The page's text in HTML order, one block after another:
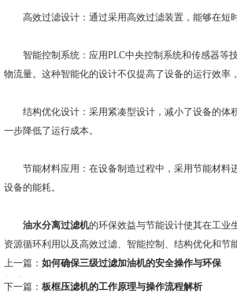
高效过滤设计：通过采用高效过滤装置，能够在短
智能控制系统：应用PLC中央控制系统和传感器等
物流量。这种智能化的设计不仅提高了设备的运行效率
结构优化设计：采用紧凑型设计，减小了设备的体
一步降低了运行成本。
节能材料应用：在设备制造过程中，采用节能材料
设备的能耗。
油水分离过滤机的环保效益与节能设计使其在工业
资源循环利用以及高效过滤、智能控制、结构优化和节
上一篇： 如何确保三级过滤加油机的安全操作与环保
标准？
下一篇： 板框压滤机的工作原理与操作流程解析